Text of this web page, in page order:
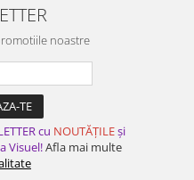
noastre
cu NOUTĂȚILEși
Visuel!Afla mai multe